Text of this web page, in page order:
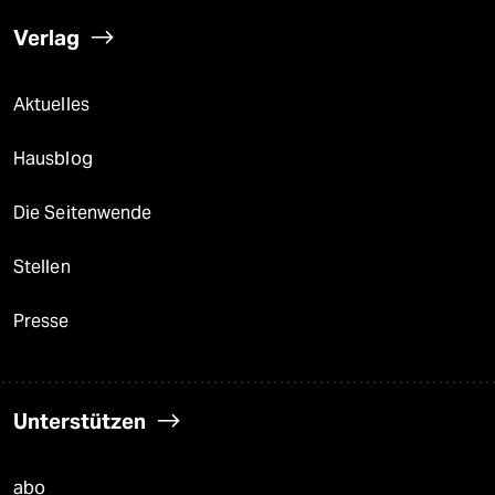
Verlag
Aktuelles
Hausblog
Die Seitenwende
Stellen
Presse
Unterstützen
abo